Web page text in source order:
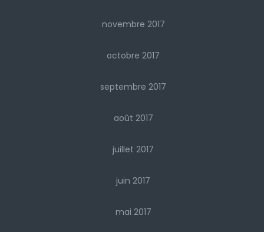
novembre 2017
octobre 2017
septembre 2017
août 2017
juillet 2017
juin 2017
mai 2017